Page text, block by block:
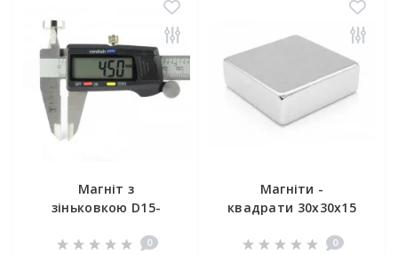
Магніт з
зіньковкою D15-
0
Магніти -
квадрати 30x30x15
0